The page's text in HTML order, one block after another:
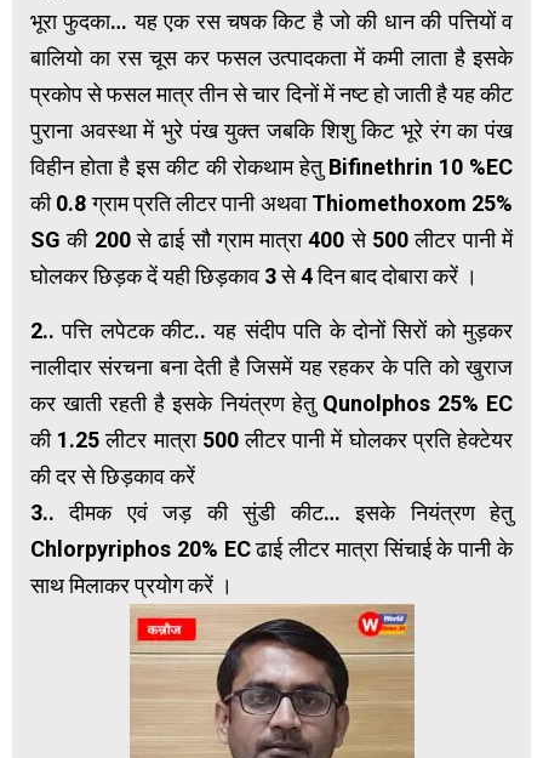
भूरा फुदका… यह एक रस चषक किट है जो की धान की पत्तियों व
बालियो का रस चूस कर फसल उत्पादकता में कमी लाता है इसके
प्रकोप से फसल मात्र तीन से चार दिनों में नष्ट हो जाती है यह कीट
पुराना अवस्था में भुरे पंख युक्त जबकि शिशु किट भूरे रंग का पंख
विहीन होता है इस कीट की रोकथाम हेतु Bifinethrin 10 %EC
की 0.8 ग्राम प्रति लीटर पानी अथवा Thiomethoxom 25%
SG की 200 से ढाई सौ ग्राम मात्रा 400 से 500 लीटर पानी में
घोलकर छिड़क दें यही छिड़काव 3 से 4 दिन बाद दोबारा करें ।
2.. पत्ति लपेटक कीट.. यह संदीप पति के दोनों सिरों को मुड़कर
नालीदार संरचना बना देती है जिसमें यह रहकर के पति को खुराज
कर खाती रहती है इसके नियंत्रण हेतु Qunolphos 25% EC
की 1.25 लीटर मात्रा 500 लीटर पानी में घोलकर प्रति हेक्टेयर
की दर से छिड़काव करें
3.. दीमक एवं जड़ की सुंडी कीट… इसके नियंत्रण हेतु
Chlorpyriphos 20% EC ढाई लीटर मात्रा सिंचाई के पानी के
साथ मिलाकर प्रयोग करें ।